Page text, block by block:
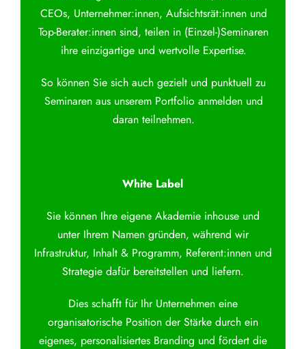
CEOs, Unternehmer:innen, Aufsichtsrät:innen und
Top-Berater:innen sind, teilen in (Einzel-)Seminaren
ihre einzigartige und wertvolle Expertise.
So können Sie sich auch gezielt und punktuell zu
Seminaren aus unserem Portfolio anmelden und
daran teilnehmen.
White Label
Sie können Ihre eigene Akademie inhouse und
unter Ihrem Namen gründen, während wir
Infrastruktur, Inhalt & Programm, Referent:innen und
Strategie dafür bereitstellen und liefern.
Dies schafft für Ihr Unternehmen eine
organisatorische Position der Stärke durch ein
eigenes, personalisiertes Branding und fördert die